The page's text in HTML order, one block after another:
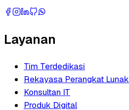
Layanan
Tim Terdedikasi
Rekayasa Perangkat Lunak
Konsultan IT
Produk Digital